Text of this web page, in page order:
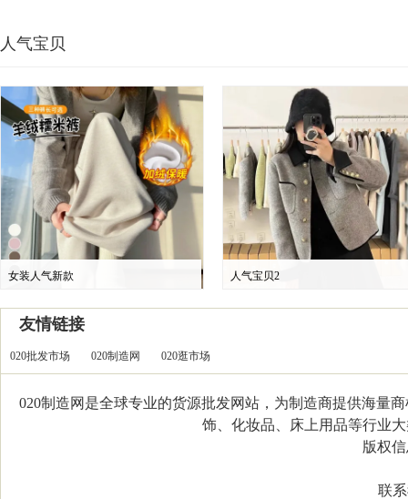
人气宝贝
女装人气新款 人气宝贝2
友情链接
020批发市场 020制造网 020逛市场
020制造网是全球专业的货源批发网站，为制造商提供海量
饰、化妆品、床上用品等行业
版权信
联